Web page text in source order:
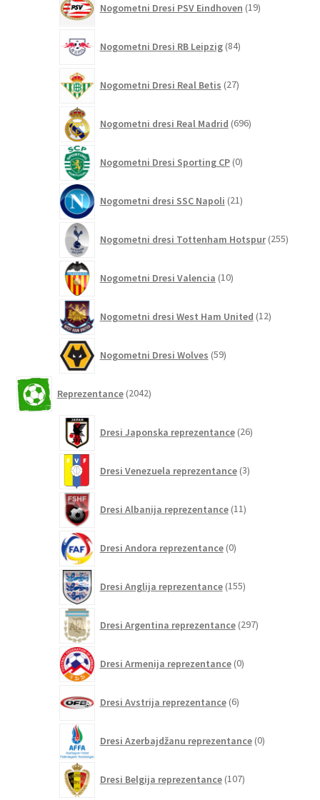
Nogometni Dresi PSV Eindhoven 19izdelkov
Nogometni Dresi RB Leipzig 84izdelkov
Nogometni Dresi Real Betis 27izdelkov
Nogometni dresi Real Madrid 696izdelkov
Nogometni Dresi Sporting CP 0izdelkov
Nogometni dresi SSC Napoli 21izdelkov
Nogometni dresi Tottenham Hotspur 255
Nogometni Dresi Valencia 10izdelkov
Nogometni dresi West Ham United 12izdelkov
Nogometni Dresi Wolves 59izdelkov
Reprezentance 2042izdelkov
Dresi Japonska reprezentance 26izdelkov
Dresi Venezuela reprezentance 3izdelki
Dresi Albanija reprezentance 11izdelkov
Dresi Andora reprezentance 0izdelkov
Dresi Anglija reprezentance 155izdelkov
Dresi Argentina reprezentance 297izdelkov
Dresi Armenija reprezentance 0izdelkov
Dresi Avstrija reprezentance 6izdelkov
Dresi Azerbajdžanu reprezentance 0izdelkov
Dresi Belgija reprezentance 107izdelkov